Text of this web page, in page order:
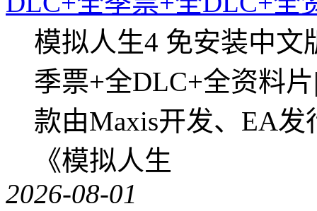
模拟人生4 免安装中文
季票+全DLC+全资料
款由Maxis开发、EA
《模拟人生
2026-08-01